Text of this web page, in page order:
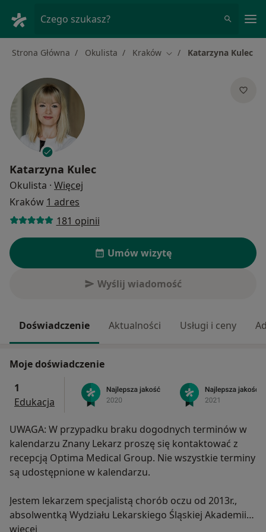
Czego szukasz?
Strona Główna Okulista Kraków Zmień miasto
Katarzyna Kulec
Katarzyna Kulec
Okulista · Więcej
Kraków 1 adres
181 opinii
Umów wizytę
Wyślij wiadomość
Doświadczenie Aktualności Usługi i ceny
Moje doświadczenie
1
Edukacja
UWAGA: W przypadku braku dogodnych terminów w
kalendarzu Znany Lekarz proszę się kontaktować z
recepcją Optima Medical Group. Nie wszystkie terminy
są udostępnione w kalendarzu.
Jestem lekarzem specjalistą chorób oczu od 2013r.,
absolwentką Wydziału Lekarskiego Śląskiej Akademii
Medycznej w Zabrzu. Od 2008r. pracuję w
więcej